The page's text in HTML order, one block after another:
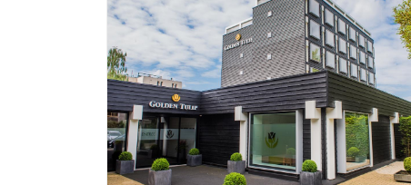
Aanbevolen